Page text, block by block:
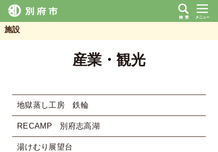
施設
産業・観光
地獄蒸し工房 鉄輪
RECAMP 別府志高湖
湯けむり展望台